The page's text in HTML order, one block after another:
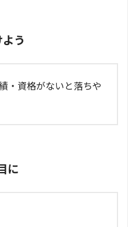
う
・資格がないと落ちや
に